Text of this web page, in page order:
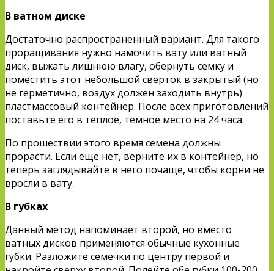
В ватном диске
Достаточно распространенный вариант. Для такого
проращивания нужно намочить вату или ватный
диск, выжать лишнюю влагу, обернуть семку и
поместить этот небольшой сверток в закрытый (но
не герметично, воздух должен заходить внутрь)
пластмассовый контейнер. После всех приготовлений
поставьте его в теплое, темное место на 24 часа.
По прошествии этого время семена должны
прорасти. Если еще нет, верните их в контейнер, но
теперь заглядывайте в него почаще, чтобы корни не
вросли в вату.
В губках
Данный метод напоминает второй, но вместо
ватных дисков применяются обычные кухонные
губки. Разложите семечки по центру первой и